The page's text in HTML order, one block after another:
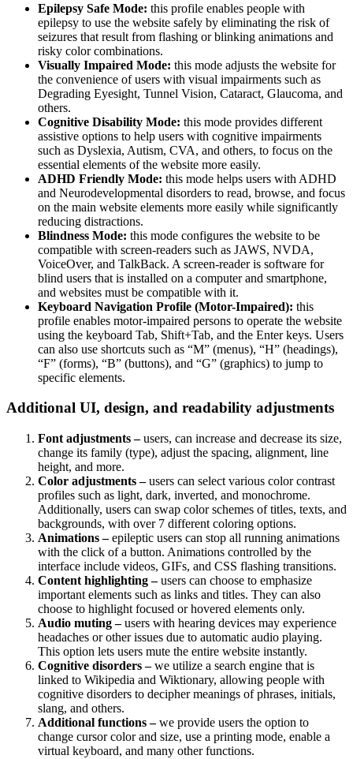
Epilepsy Safe Mode: this profile enables people with
epilepsy to use the website safely by eliminating the risk of
seizures that result from flashing or blinking animations and
risky color combinations.
Visually Impaired Mode: this mode adjusts the website for
the convenience of users with visual impairments such as
Degrading Eyesight, Tunnel Vision, Cataract, Glaucoma, and
others.
Cognitive Disability Mode: this mode provides different
assistive options to help users with cognitive impairments
such as Dyslexia, Autism, CVA, and others, to focus on the
essential elements of the website more easily.
ADHD Friendly Mode: this mode helps users with ADHD
and Neurodevelopmental disorders to read, browse, and focus
on the main website elements more easily while significantly
reducing distractions.
Blindness Mode: this mode configures the website to be
compatible with screen-readers such as JAWS, NVDA,
VoiceOver, and TalkBack. A screen-reader is software for
blind users that is installed on a computer and smartphone,
and websites must be compatible with it.
Keyboard Navigation Profile (Motor-Impaired): this
profile enables motor-impaired persons to operate the website
using the keyboard Tab, Shift+Tab, and the Enter keys. Users
can also use shortcuts such as “M” (menus), “H” (headings),
“F” (forms), “B” (buttons), and “G” (graphics) to jump to
specific elements.
Additional UI, design, and readability adjustments
Font adjustments –users, can increase and decrease its size,
change its family (type), adjust the spacing, alignment, line
height, and more.
Color adjustments –users can select various color contrast
profiles such as light, dark, inverted, and monochrome.
Additionally, users can swap color schemes of titles, texts, and
backgrounds, with over 7 different coloring options.
Animations –epileptic users can stop all running animations
with the click of a button. Animations controlled by the
interface include videos, GIFs, and CSS flashing transitions.
Content highlighting –users can choose to emphasize
important elements such as links and titles. They can also
choose to highlight focused or hovered elements only.
Audio muting –users with hearing devices may experience
headaches or other issues due to automatic audio playing.
This option lets users mute the entire website instantly.
Cognitive disorders –we utilize a search engine that is
linked to Wikipedia and Wiktionary, allowing people with
cognitive disorders to decipher meanings of phrases, initials,
slang, and others.
Additional functions –we provide users the option to
change cursor color and size, use a printing mode, enable a
virtual keyboard, and many other functions.